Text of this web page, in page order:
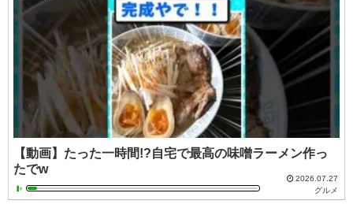
【動画】たった一時間!?自宅で最高の味噌ラーメン作っ
たでw
2026.07.27
グルメ